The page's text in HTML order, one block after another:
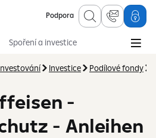
Podpora
Spoření a investice
Investice Podílové fondy
-
- Anleihen